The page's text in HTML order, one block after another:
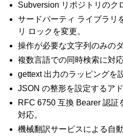
Subversion リポジトリのク
サードパーティ ライブラリ
リ ロックを変更。
操作が必要な文字列のみの
複数言語での同時検索に対応
gettext 出力のラッピングを
JSON の整形を設定するア
RFC 6750 互換 Bearer 認証
対応。
機械翻訳サービスによる自